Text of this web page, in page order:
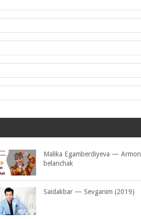
Malika Egamberdiyeva — Armon
belanchak
Saidakbar — Sevganim (2019)